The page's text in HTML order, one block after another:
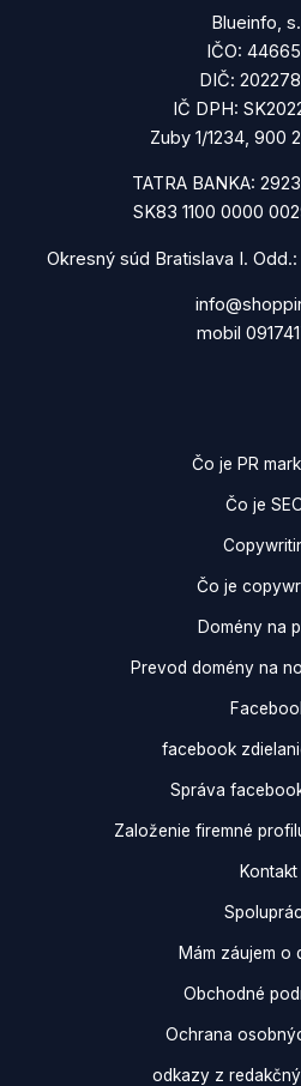
Blueinfo,
IČO:
DIČ:
IČ DPH:
Zuby 1/1234, 900
TATRA BANKA:
SK83 1100 0000
Okresný súd Bratislava I.
mobil
Čo je PR
Čo je
Čo je
Domény na
Prevod domény na
facebook
Správa
Založenie firemné
Kontakt
Mám záujem o
Obchodné
Ochrana
odkazy z